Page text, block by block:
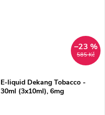
585 Kč
–23 %
E-liquid Dekang Tobacco -
30ml (3x10ml), 6mg